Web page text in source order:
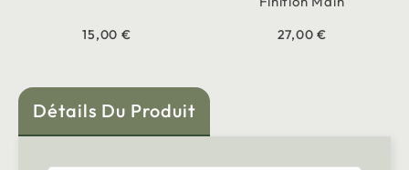
15,00 € 27,00 €
Détails Du Produit